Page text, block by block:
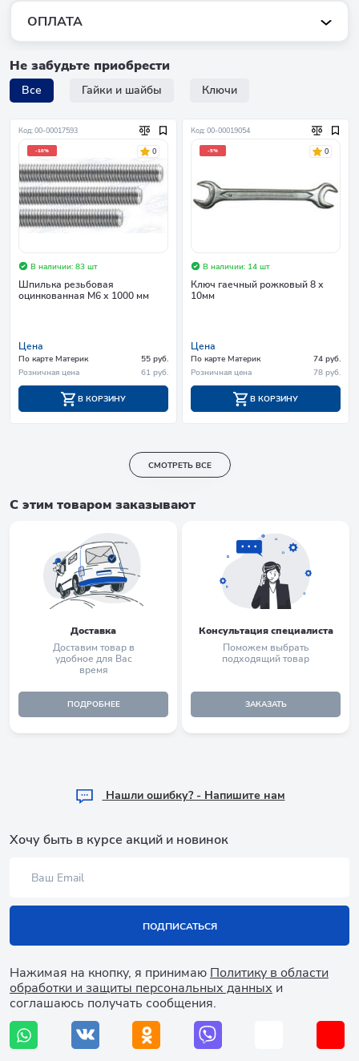
ОПЛАТА
Не забудьте приобрести
Все Гайки и шайбы Ключи
Код: 00-00017593
-10% 0
В наличии: 83 шт
Шпилька резьбовая
оцинкованная М6 х 1000 мм
Цена
По карте Материк
55 руб.
Розничная цена
61 руб.
В КОРЗИНУ
Код: 00-00019054
-5% 0
В наличии: 14 шт
Ключ гаечный рожковый 8 х
10мм
Цена
По карте Материк
74 руб.
Розничная цена
78 руб.
В КОРЗИНУ
СМОТРЕТЬ ВСЕ
С этим товаром заказывают
Доставка
Доставим товар в
удобное для Вас
время
ПОДРОБНЕЕ
Консультация специалиста
Поможем выбрать
подходящий товар
ЗАКАЗАТЬ
Hашли ошибку? - Напишите нам
Хочу быть в курсе акций и новинок
ПОДПИСАТЬСЯ
Нажимая на кнопку, я принимаю Политику в области
обработки и защиты персональных данных и
соглашаюсь получать сообщения.